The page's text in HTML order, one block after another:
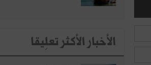
الأخبار الأكثر تعلِيقا